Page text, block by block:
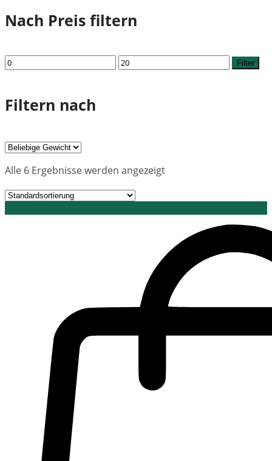
Nach Preis filtern
Min.
Preis
Max.
Preis
Filter
Filtern nach
Alle 6 Ergebnisse werden angezeigt